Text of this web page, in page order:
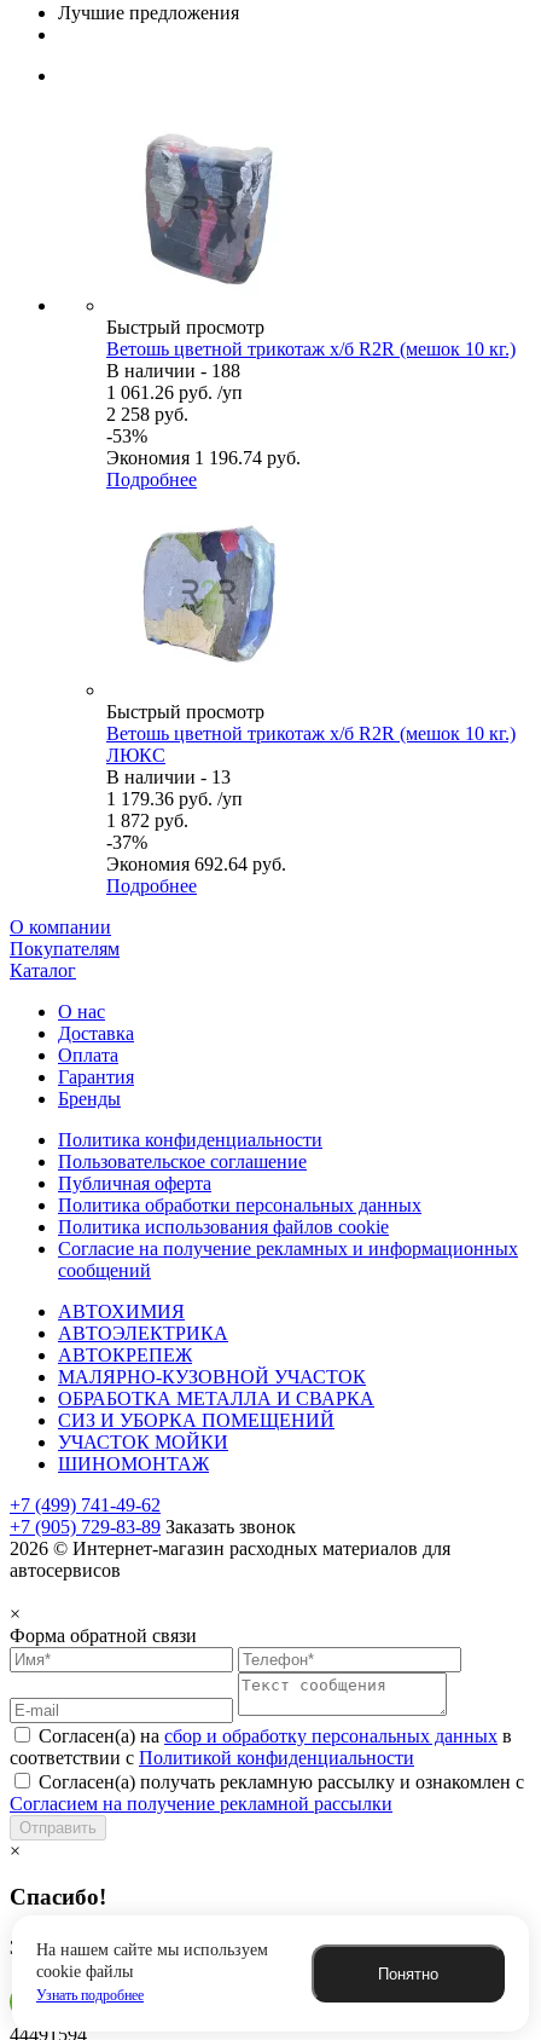
На нашем сайте мы используем
cookie файлы
Узнать подробнее
Понятно
Лучшие предложения
Быстрый просмотр
Ветошь цветной трикотаж х/б R2R (мешок 10 кг.)
В наличии - 188
1 061.26 руб. /уп
2 258 руб.
-53%
Экономия 1 196.74 руб.
Подробнее
Быстрый просмотр
Ветошь цветной трикотаж х/б R2R (мешок 10 кг.)
ЛЮКС
В наличии - 13
1 179.36 руб. /уп
1 872 руб.
-37%
Экономия 692.64 руб.
Подробнее
О компании
Покупателям
Каталог
О нас
Доставка
Оплата
Гарантия
Бренды
Политика конфиденциальности
Пользовательское соглашение
Публичная оферта
Политика обработки персональных данных
Политика использования файлов cookie
Согласие на получение рекламных и информационных
сообщений
АВТОХИМИЯ
АВТОЭЛЕКТРИКА
АВТОКРЕПЕЖ
МАЛЯРНО-КУЗОВНОЙ УЧАСТОК
ОБРАБОТКА МЕТАЛЛА И СВАРКА
СИЗ И УБОРКА ПОМЕЩЕНИЙ
УЧАСТОК МОЙКИ
ШИНОМОНТАЖ
+7 (499) 741-49-62
+7 (905) 729-83-89 Заказать звонок
2026 © Интернет-магазин расходных материалов для
автосервисов
×
Форма обратной связи
Согласен(а) на сбор и обработку персональных данных в
соответствии с Политикой конфиденциальности
Согласен(а) получать рекламную рассылку и ознакомлен с
Согласием на получение рекламной рассылки
Отправить
×
Спасибо!
Заявка успешно отправлена
44491594